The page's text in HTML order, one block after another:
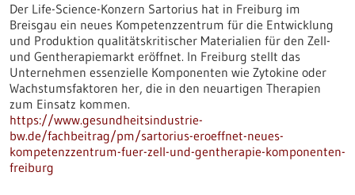
Der Life-Science-Konzern Sartorius hat in Freiburg im
Breisgau ein neues Kompetenzzentrum für die Entwicklung
und Produktion qualitätskritischer Materialien für den Zell-
und Gentherapiemarkt eröffnet. In Freiburg stellt das
Unternehmen essenzielle Komponenten wie Zytokine oder
Wachstumsfaktoren her, die in den neuartigen Therapien
zum Einsatz kommen.
https://www.gesundheitsindustrie-
bw.de/fachbeitrag/pm/sartorius-eroeffnet-neues-
kompetenzzentrum-fuer-zell-und-gentherapie-komponenten-
freiburg